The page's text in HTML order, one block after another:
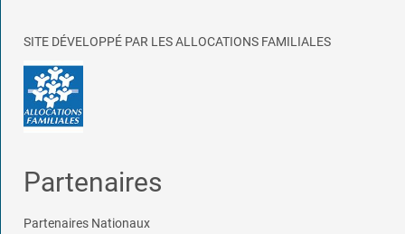
SITE DÉVELOPPÉ PAR LES ALLOCATIONS FAMILIALES
Partenaires
Partenaires Nationaux